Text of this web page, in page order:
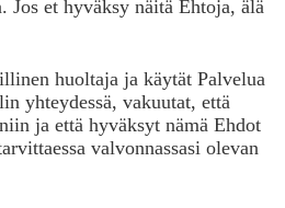
Jos et hyväksy näitä Ehtoja, älä
huoltaja ja käytät Palvelua
yhteydessä, vakuutat, että
ja että hyväksyt nämä Ehdot
valvonnassasi olevan